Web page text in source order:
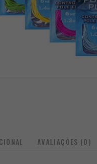
AVALIAÇÕES (0)